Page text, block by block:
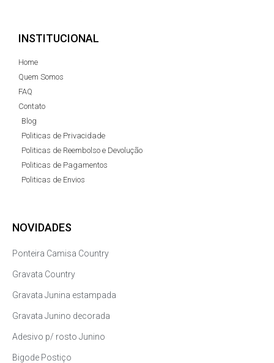
INSTITUCIONAL
Home
Quem Somos
FAQ
Contato
Blog
Politicas de Privacidade
Politicas de Reembolso e Devolução
Politicas de Pagamentos
Politicas de Envios
NOVIDADES
Ponteira Camisa Country
Gravata Country
Gravata Junina estampada
Gravata Junino decorada
Adesivo p/ rosto Junino
Bigode Postiço